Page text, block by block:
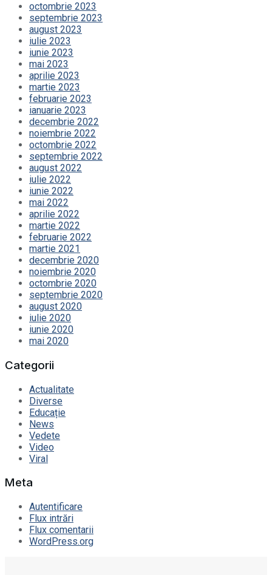
octombrie 2023
septembrie 2023
august 2023
iulie 2023
iunie 2023
mai 2023
aprilie 2023
martie 2023
februarie 2023
ianuarie 2023
decembrie 2022
noiembrie 2022
octombrie 2022
septembrie 2022
august 2022
iulie 2022
iunie 2022
mai 2022
aprilie 2022
martie 2022
februarie 2022
martie 2021
decembrie 2020
noiembrie 2020
octombrie 2020
septembrie 2020
august 2020
iulie 2020
iunie 2020
mai 2020
Categorii
Actualitate
Diverse
Educație
News
Vedete
Video
Viral
Meta
Autentificare
Flux intrări
Flux comentarii
WordPress.org